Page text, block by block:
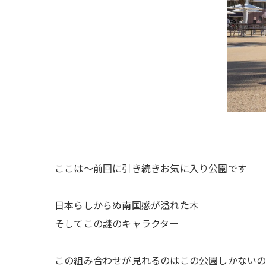
ここは〜前回に引き続きお気に入り公園です
日本らしからぬ南国感が溢れた木
そしてこの謎のキャラクター
この組み合わせが見れるのはこの公園しかない